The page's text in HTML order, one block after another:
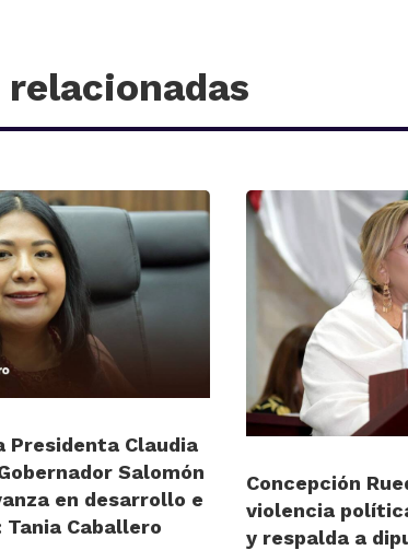
Presidenta Claudia
Salomón
en desarrollo e
Caballero
Concepción
violencia
y respalda a